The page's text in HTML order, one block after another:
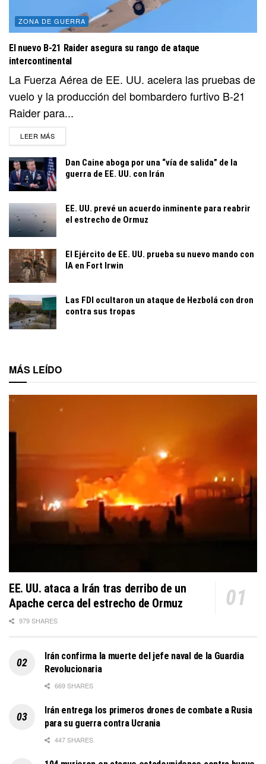
ZONA DE GUERRA
El nuevo B-21 Raider asegura su rango de ataque
intercontinental
La Fuerza Aérea de EE. UU. acelera las pruebas de
vuelo y la producción del bombardero furtivo B-21
Raider para...
LEER MÁSDETAILS
Dan Caine aboga por una “vía de salida” de la
guerra de EE. UU. con Irán
EE. UU. prevé un acuerdo inminente para reabrir
el estrecho de Ormuz
El Ejército de EE. UU. prueba su nuevo mando con
IA en Fort Irwin
Las FDI ocultaron un ataque de Hezbolá con dron
contra sus tropas
MÁS LEÍDO
EE. UU. ataca a Irán tras derribo de un
Apache cerca del estrecho de Ormuz
979 SHARES
Irán confirma la muerte del jefe naval de la Guardia
Revolucionaria
669 SHARES
Irán entrega los primeros drones de combate a Rusia
para su guerra contra Ucrania
447 SHARES